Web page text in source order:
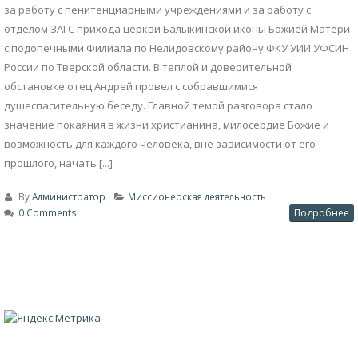
за работу с пенитенциарными учреждениями и за работу с
отделом ЗАГС прихода церкви Балыкинской иконы Божией Матери
с подопечными Филиала по Нелидовскому району ФКУ УИИ УФСИН
России по Тверской области. В теплой и доверительной
обстановке отец Андрей провел с собравшимися
душеспасительную беседу. Главной темой разговора стало
значение покаяния в жизни христианина, милосердие Божие и
возможность для каждого человека, вне зависимости от его
прошлого, начать [...]
ByАдминистратор
Миссионерская деятельность
0 Comments
Подробнее